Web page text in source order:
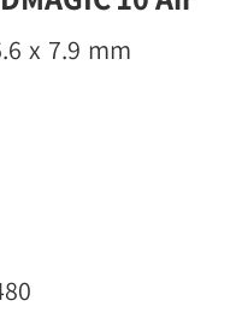
x 7.9 mm